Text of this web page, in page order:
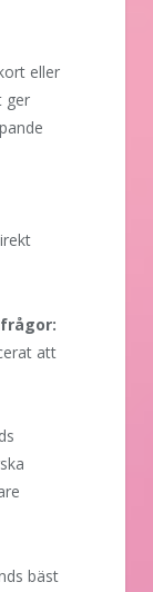
eller
ger
att
bäst